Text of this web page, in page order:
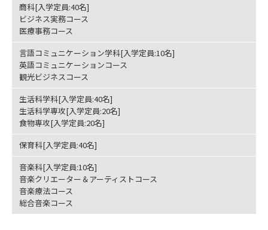
大学で学べる内容や特徴を調べる
新増設大学・学部・学科特集
データサイエンス特集
デジタルパンフレット 進路の３択
新学年スタート号特集ページ
商科[入学定員:40名]
ビジネス実務コース
医療事務コース
言語コミュニケーション学科[入学定員:10名]
英語コミュニケーションコース
観光ビジネスコース
生活科学科[入学定員:40名]
生活科学専攻[入学定員:20名]
食物専攻[入学定員:20名]
保育科[入学定員:40名]
音楽科[入学定員:10名]
音楽クリエーター＆アーティストコース
音楽療法コース
総合音楽コース